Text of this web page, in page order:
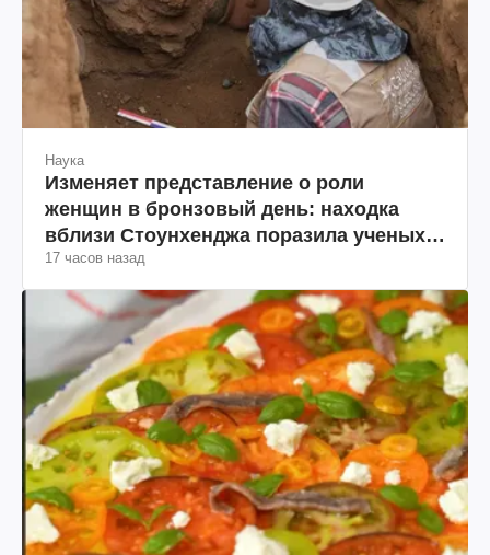
Наука
Изменяет представление о роли
женщин в бронзовый день: находка
вблизи Стоунхенджа поразила ученых
(фото)
17 часов назад